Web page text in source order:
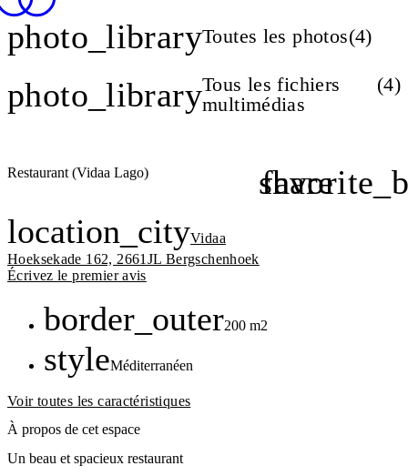
photo_libraryToutes les photos(4)
photo_libraryTous les fichiers
multimédias
(4)
Restaurant (Vidaa Lago) share
location_cityVidaa
Hoeksekade 162, 2661JL Bergschenhoek
Écrivez le premier avis
border_outer200 m2
styleMéditerranéen
Voir toutes les caractéristiques
À propos de cet espace
Un beau et spacieux restaurant